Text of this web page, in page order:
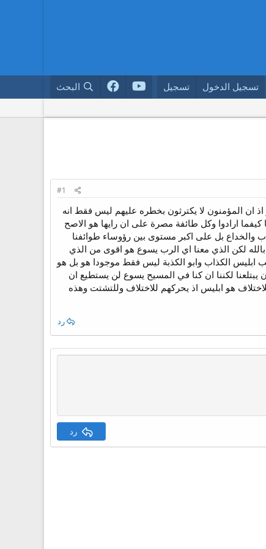
تسجيل الدخول تسجيل البحث
#1
ان المؤمنون لا يكترثون بخطره عليهم ليس فقط انه
ارادوا وكل طائفة مصرة على ان رايها هو الاصح
والخداع بل على اكبر مستوى بين رؤوساء طوائفنا
لكن الذي معنا اي الرب يسوع هو اقوى من الذي
الكذاب وابو الكذبة ليس فقط موجودا هو بل هو
لكننا ان كنا في المسيح يسوع لن يستطيع ان
هو ابليس اذ يحركهم للاختلاف وللتشتت وهذه
رد
رد